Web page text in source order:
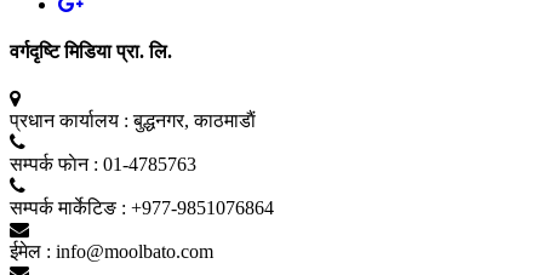
वर्गदृष्टि मिडिया प्रा. लि.
प्रधान कार्यालय : बुद्धनगर, काठमाडाैं
सम्पर्क फाेन : 01-4785763
सम्पर्क मार्केटिङ : +977-9851076864
ईमेल : info@moolbato.com